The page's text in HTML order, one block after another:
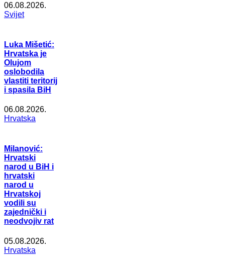
06.08.2026.
Svijet
Luka Mišetić:
Hrvatska je
Olujom
oslobodila
vlastiti teritorij
i spasila BiH
06.08.2026.
Hrvatska
Milanović:
Hrvatski
narod u BiH i
hrvatski
narod u
Hrvatskoj
vodili su
zajednički i
neodvojiv rat
05.08.2026.
Hrvatska